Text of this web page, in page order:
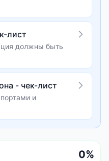
лист
должны быть
- чек-лист
и
0%